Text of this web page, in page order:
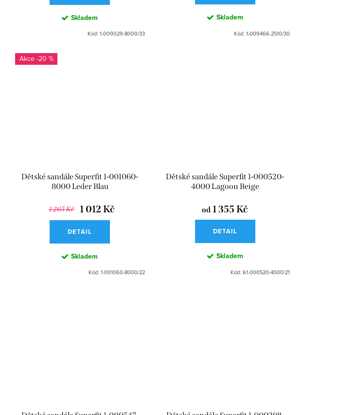
Skladem
Kód: 1-009029-8000/33
Skladem
Kód: 1-009466-2510/30
-20 %
Dětské sandále Superfit 1-001060-
8000 Leder Blau
1 265 Kč 1 012 Kč
DETAIL
Skladem
Kód: 1-001060-8000/22
Dětské sandále Superfit 1-000520-
4000 Lagoon Beige
od 1 355 Kč
DETAIL
Skladem
Kód: 61-000520-4000/21